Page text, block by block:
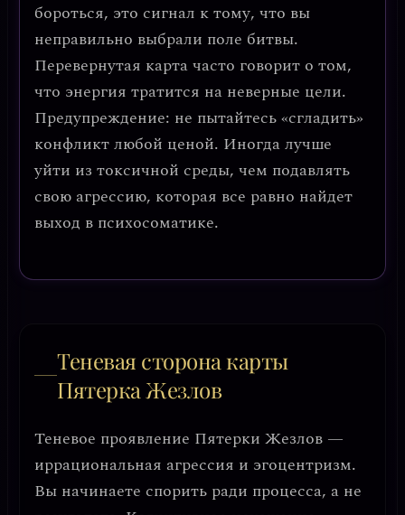
бороться, это сигнал к тому, что вы
неправильно выбрали поле битвы.
Перевернутая карта часто говорит о том,
что энергия тратится на неверные цели.
Предупреждение: не пытайтесь «сгладить»
конфликт любой ценой. Иногда лучше
уйти из токсичной среды, чем подавлять
свою агрессию, которая все равно найдет
выход в психосоматике.
Теневая сторона карты
Пятерка Жезлов
Теневое проявление Пятерки Жезлов —
иррациональная агрессия и эгоцентризм.
Вы начинаете спорить ради процесса, а не